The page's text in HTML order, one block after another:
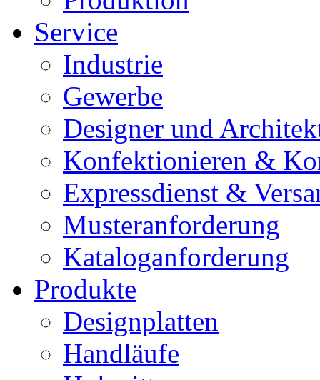
Service
Industrie
Gewerbe
Designer und
Konfektionieren &
Expressdienst &
Musteranforderung
Kataloganforderung
Produkte
Designplatten
Handläufe